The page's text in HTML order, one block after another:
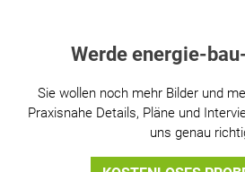
Werde energie-
Sie wollen noch mehr Bilder und
Praxisnahe Details, Pläne und
uns genau